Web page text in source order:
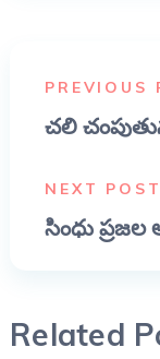
PREVIOUS
చలి
NEXT POST
సింధు
Related